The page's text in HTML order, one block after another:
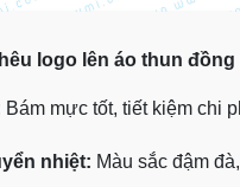
logo lên áo thun
Bám mực tốt, tiết kiệm chi
nhiệt: Màu sắc đậm